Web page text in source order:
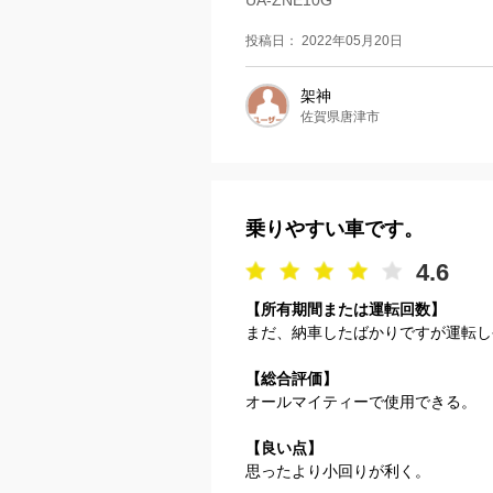
投稿日： 2022年05月20日
架神
佐賀県唐津市
乗りやすい車です。
4.6
【所有期間または運転回数】
まだ、納車したばかりですが運転
【総合評価】
オールマイティーで使用できる。
【良い点】
思ったより小回りが利く。